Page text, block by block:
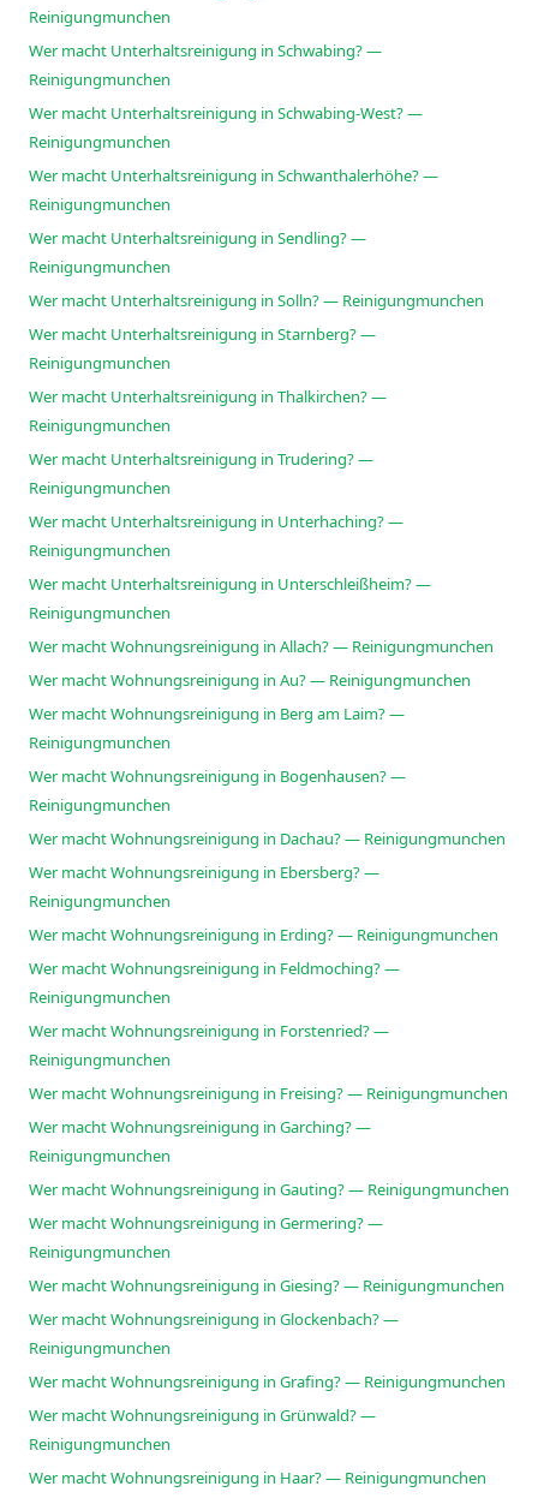
Reinigungmunchen
Wer macht Unterhaltsreinigung in Schwabing? —
Reinigungmunchen
Wer macht Unterhaltsreinigung in Schwabing-West? —
Reinigungmunchen
Wer macht Unterhaltsreinigung in Schwanthalerhöhe? —
Reinigungmunchen
Wer macht Unterhaltsreinigung in Sendling? —
Reinigungmunchen
Wer macht Unterhaltsreinigung in Solln? — Reinigungmunchen
Wer macht Unterhaltsreinigung in Starnberg? —
Reinigungmunchen
Wer macht Unterhaltsreinigung in Thalkirchen? —
Reinigungmunchen
Wer macht Unterhaltsreinigung in Trudering? —
Reinigungmunchen
Wer macht Unterhaltsreinigung in Unterhaching? —
Reinigungmunchen
Wer macht Unterhaltsreinigung in Unterschleißheim? —
Reinigungmunchen
Wer macht Wohnungsreinigung in Allach? — Reinigungmunchen
Wer macht Wohnungsreinigung in Au? — Reinigungmunchen
Wer macht Wohnungsreinigung in Berg am Laim? —
Reinigungmunchen
Wer macht Wohnungsreinigung in Bogenhausen? —
Reinigungmunchen
Wer macht Wohnungsreinigung in Dachau? — Reinigungmunchen
Wer macht Wohnungsreinigung in Ebersberg? —
Reinigungmunchen
Wer macht Wohnungsreinigung in Erding? — Reinigungmunchen
Wer macht Wohnungsreinigung in Feldmoching? —
Reinigungmunchen
Wer macht Wohnungsreinigung in Forstenried? —
Reinigungmunchen
Wer macht Wohnungsreinigung in Freising? — Reinigungmunchen
Wer macht Wohnungsreinigung in Garching? —
Reinigungmunchen
Wer macht Wohnungsreinigung in Gauting? — Reinigungmunchen
Wer macht Wohnungsreinigung in Germering? —
Reinigungmunchen
Wer macht Wohnungsreinigung in Giesing? — Reinigungmunchen
Wer macht Wohnungsreinigung in Glockenbach? —
Reinigungmunchen
Wer macht Wohnungsreinigung in Grafing? — Reinigungmunchen
Wer macht Wohnungsreinigung in Grünwald? —
Reinigungmunchen
Wer macht Wohnungsreinigung in Haar? — Reinigungmunchen